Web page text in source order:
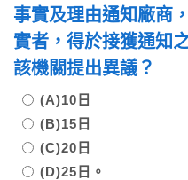
事實及理由通知廠商
實者，得於接獲通知
該機關提出異議？
(A)10日
(B)15日
(C)20日
(D)25日。